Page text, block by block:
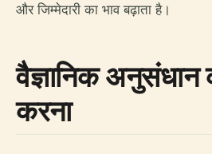
और जिम्मेदारी का भाव बढ़ाता है।
वैज्ञानिक अनुसंधान
करना